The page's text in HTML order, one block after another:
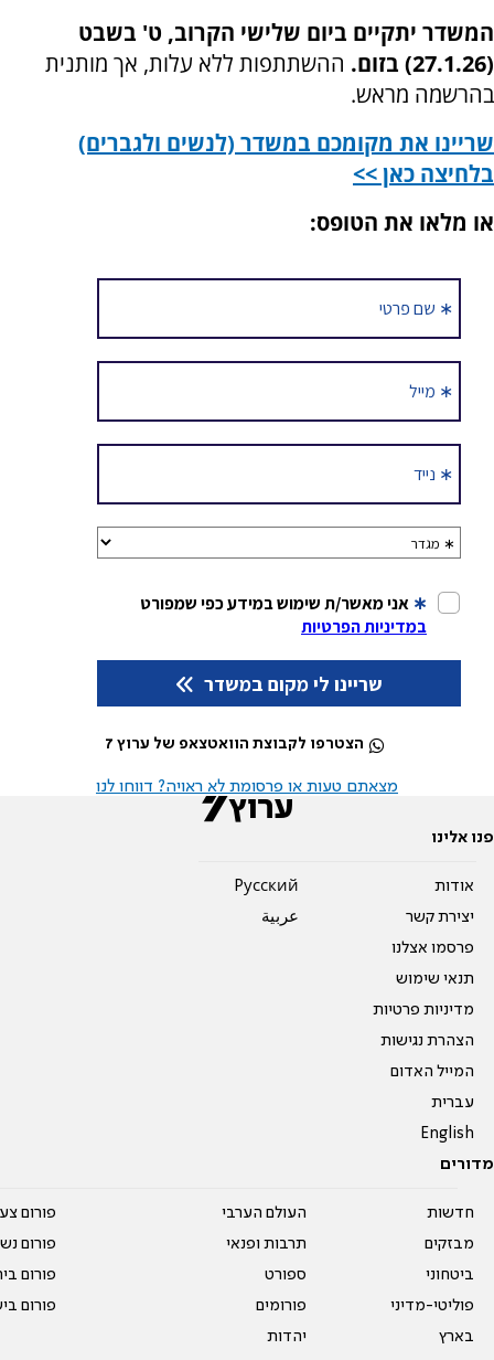
המשדר יתקיים ביום שלישי הקרוב, ט' בשבט
(27.1.26) בזום.
ההשתתפות ללא עלות, אך מותנית
בהרשמה מראש.
שריינו את מקומכם במשדר (לנשים ולגברים)
בלחיצה כאן >>
או מלאו את הטופס:
הצטרפו לקבוצת הוואטצאפ של ערוץ 7
מצאתם טעות או פרסומת לא ראויה? דווחו לנו
פנו אלינו
אודות
יצירת קשר
פרסמו אצלנו
תנאי שימוש
מדיניות פרטיות
הצהרת נגישות
המייל האדום
עברית
English
Pусский
عربية
מדורים
חדשות
מבזקים
ביטחוני
פוליטי-מדיני
בארץ
העולם הערבי
תרבות ופנאי
ספורט
פורומים
יהדות
פורום
פורום
פורום
פורום